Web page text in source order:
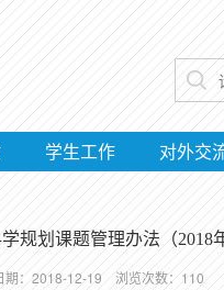
学生工作 对外交
规划课题管理办法（2018
期：2018-12-19 浏览次数： 110